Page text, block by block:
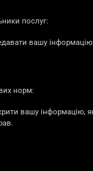
послуг:
вашу інформацію
норм:
вашу інформацію,